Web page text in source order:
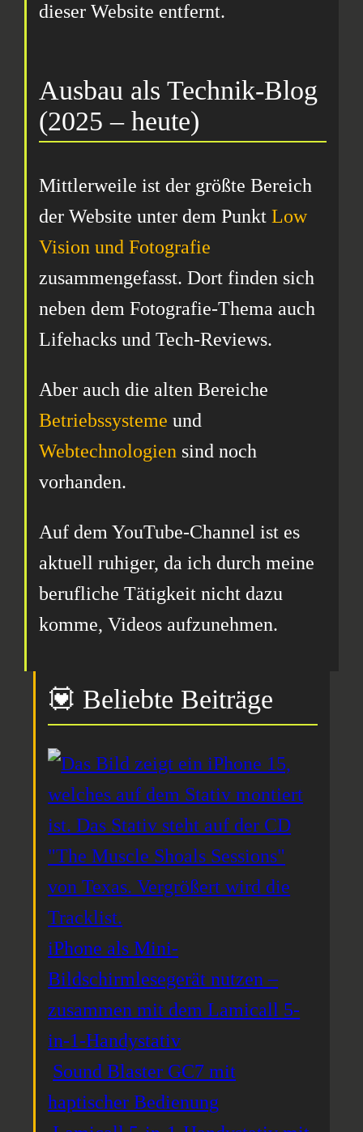
dieser Website entfernt.
Ausbau als Technik-Blog
(2025 – heute)
Mittlerweile ist der größte Bereich
der Website unter dem PunktLow
Vision und Fotografie
zusammengefasst. Dort finden sich
neben dem Fotografie-Thema auch
Lifehacks und Tech-Reviews.
Aber auch die alten Bereiche
Betriebssysteme und
Webtechnologien sind noch
vorhanden.
Auf dem YouTube-Channel ist es
aktuell ruhiger, da ich durch meine
berufliche Tätigkeit nicht dazu
komme, Videos aufzunehmen.
💟 Beliebte Beiträge
iPhone als Mini-
Bildschirmlesegerät nutzen –
zusammen mit dem Lamicall 5-
in-1-Handystativ
Sound Blaster GC7 mit
haptischer Bedienung